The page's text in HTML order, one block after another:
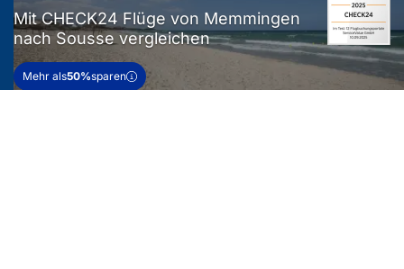
Mit CHECK24 Flüge von Memmingen
nach Sousse vergleichen
Mehr als50%sparen